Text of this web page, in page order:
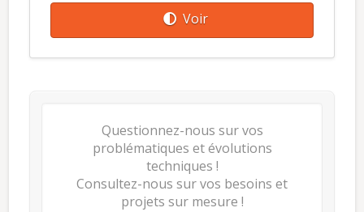
Voir
Questionnez-nous sur vos
problématiques et évolutions
techniques !
Consultez-nous sur vos besoins et
projets sur mesure !